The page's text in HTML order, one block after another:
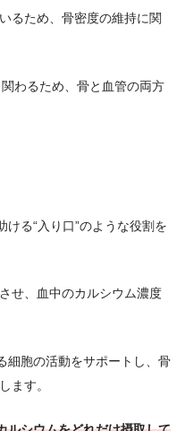
るため、骨密度の維持に関
わるため、骨と血管の両方
る“入り口”のような役割を
せ、血中のカルシウム濃度
細胞の活動をサポートし、骨
ます。